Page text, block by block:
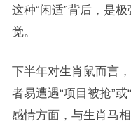
这种“闲适”背后，是
觉。
下半年对生肖鼠而言
者易遭遇“项目被抢”或
感情方面，与生肖马